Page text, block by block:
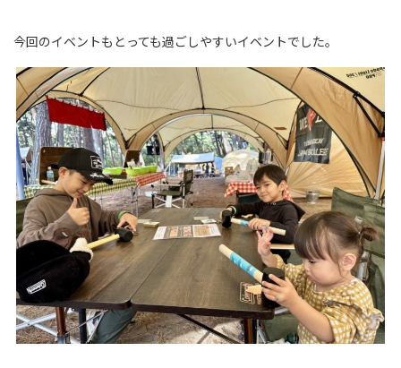
今回のイベントもとっても過ごしやすいイベントでした。